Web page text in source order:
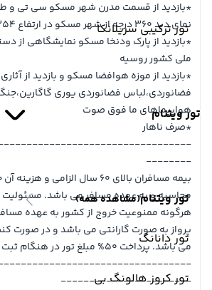
تور ترکیبی سریلانکا
تور ویتنام
تور ویتنام(مشاهده همه)
تور دانانگ
تور کروز هالونگ بی
نمای دید 360 درجه از شهر مسکو در ارتفاع 354متری
*بازدید از پارک ودنخا مسکو نمایشگاهی از
ملی کشور روسیه
*بازدید از موزه هوافضا مسکو و بازدید از
فضانوردی،لباس فضانوردی یوری
هواپیماهای ما فوق صوت
*صرف ناهار
--------
بیمه مسافران بالای 60 سال الزامی
محاسبه و به عهده مسافر می باشد. مسئولیت
هرگونه ممنوعیت خروج از کشور به عهده
پرواز به صورت گارانتی می باشد و در صورت
می باشد. پرداخت 50% مبلغ تور در هنگام ثبت نام الزامی است.
-----------------------